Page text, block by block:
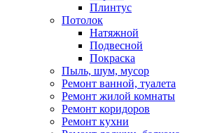
Плинтус
Потолок
Натяжной
Подвесной
Покраска
Пыль, шум, мусор
Ремонт ванной, туалета
Ремонт жилой комнаты
Ремонт коридоров
Ремонт кухни